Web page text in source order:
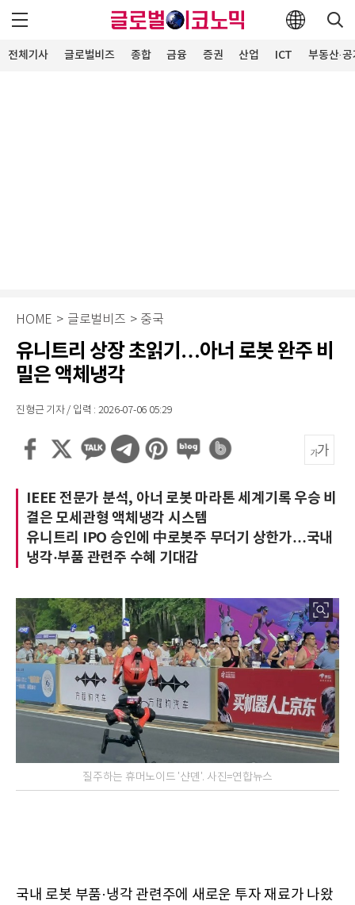
전체기사 글로벌비즈 종합 금융 증권 산업 ICT 부동산·
HOME > 글로벌비즈 > 중국
유니트리 상장 초읽기…아너 로봇 완주 비
밀은 액체냉각
진형근 기자 / 입력 : 2026-07-06 05:29
IEEE 전문가 분석, 아너 로봇 마라톤 세계기록 우승 비
결은 모세관형 액체냉각 시스템
유니트리 IPO 승인에 中로봇주 무더기 상한가…국내
냉각·부품 관련주 수혜 기대감
질주하는 휴머노이드 '샨뎬'. 사진=연합뉴스
국내 로봇 부품·냉각 관련주에 새로운 투자 재료가 나왔